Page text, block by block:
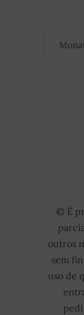
© É
outros
sem
uso de